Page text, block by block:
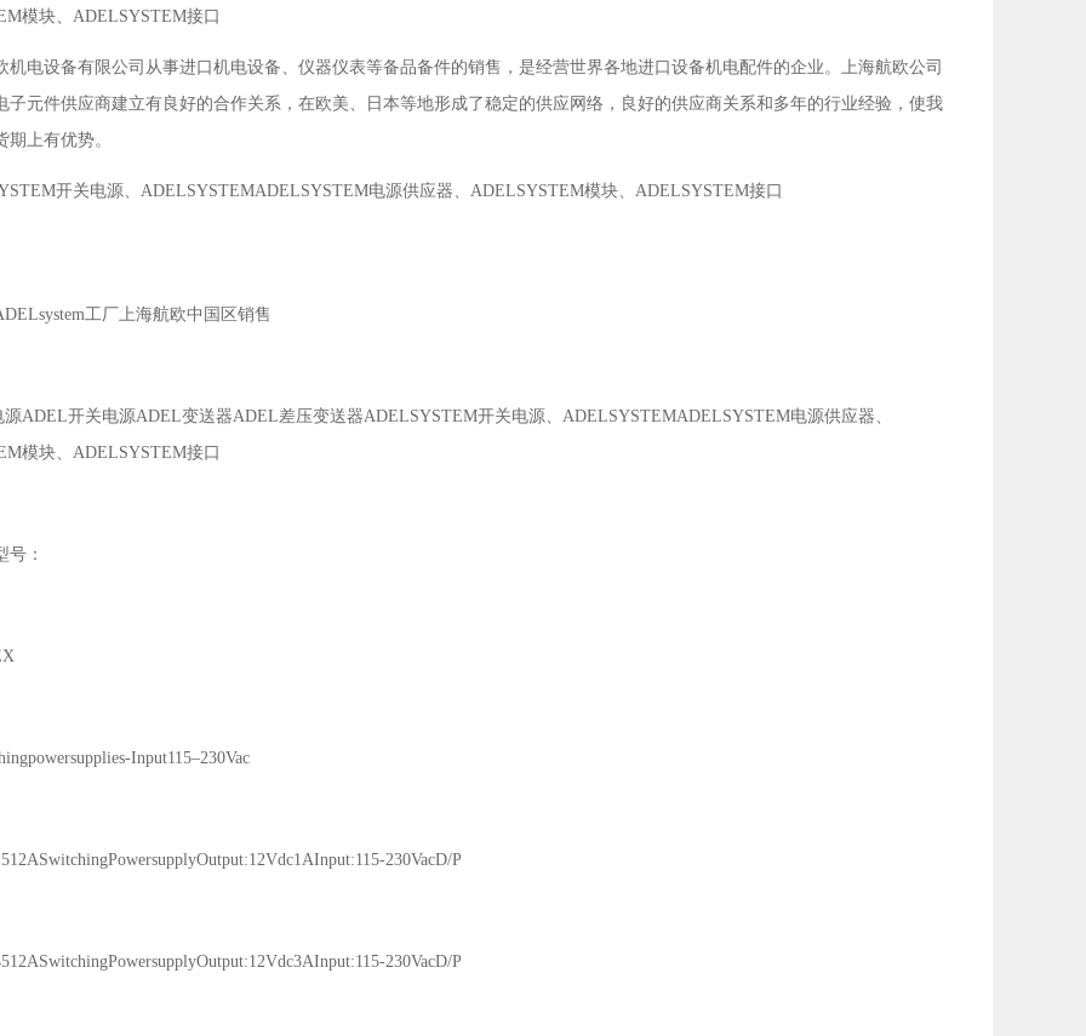
模块、ADELSYSTEM接口
机电设备有限公司从事进口机电设备、仪器仪表等备品备件的销售，是经营世界各地进口设备机电配件的企业。上海航欧公司
子元件供应商建立有良好的合作关系，在欧美、日本等地形成了稳定的供应网络，良好的供应商关系和多年的行业经验，使我
期上有优势。
开关电源、ADELSYSTEMADELSYSTEM电源供应器、ADELSYSTEM模块、ADELSYSTEM接口
工厂上海航欧中国区销售
ADEL开关电源ADEL变送器ADEL差压变送器ADELSYSTEM开关电源、ADELSYSTEMADELSYSTEM电源供应器、
模块、ADELSYSTEM接口
：
Input115–230Vac
230VacD/P
230VacD/P